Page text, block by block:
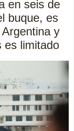
en seis de
buque, es
y
es limitado